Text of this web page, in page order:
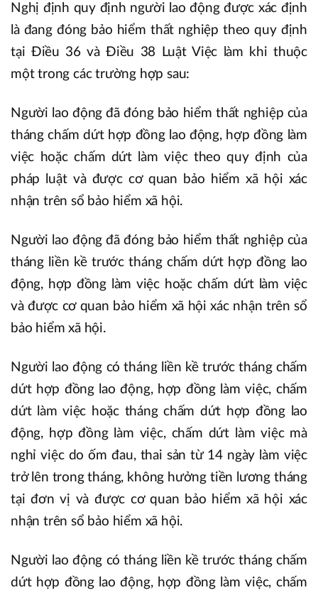
Nghị định quy định người lao động được xác định
là đang đóng bảo hiểm thất nghiệp theo quy định
tại Điều 36 và Điều 38 Luật Việc làm khi thuộc
một trong các trường hợp sau:
Người lao động đã đóng bảo hiểm thất nghiệp của
tháng chấm dứt hợp đồng lao động, hợp đồng làm
việc hoặc chấm dứt làm việc theo quy định của
pháp luật và được cơ quan bảo hiểm xã hội xác
nhận trên sổ bảo hiểm xã hội.
Người lao động đã đóng bảo hiểm thất nghiệp của
tháng liền kề trước tháng chấm dứt hợp đồng lao
động, hợp đồng làm việc hoặc chấm dứt làm việc
và được cơ quan bảo hiểm xã hội xác nhận trên sổ
bảo hiểm xã hội.
Người lao động có tháng liền kề trước tháng chấm
dứt hợp đồng lao động, hợp đồng làm việc, chấm
dứt làm việc hoặc tháng chấm dứt hợp đồng lao
động, hợp đồng làm việc, chấm dứt làm việc mà
nghỉ việc do ốm đau, thai sản từ 14 ngày làm việc
trở lên trong tháng, không hưởng tiền lương tháng
tại đơn vị và được cơ quan bảo hiểm xã hội xác
nhận trên sổ bảo hiểm xã hội.
Người lao động có tháng liền kề trước tháng chấm
dứt hợp đồng lao động, hợp đồng làm việc, chấm